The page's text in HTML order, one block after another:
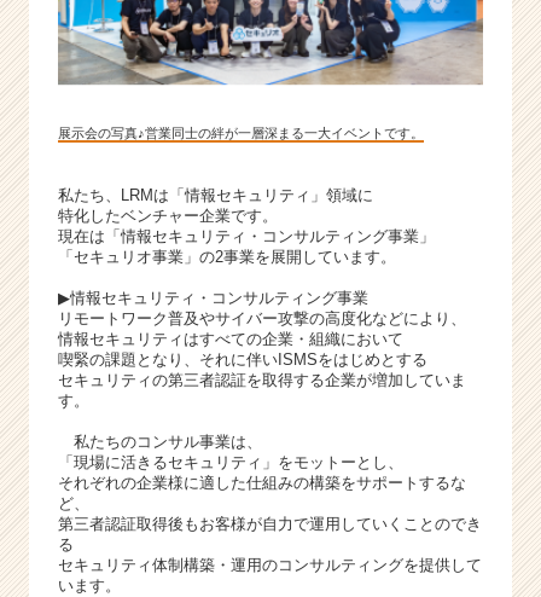
展示会の写真♪営業同士の絆が一層深まる一大イベントです。
私たち、LRMは「情報セキュリティ」領域に
特化したベンチャー企業です。
現在は「情報セキュリティ・コンサルティング事業」
「セキュリオ事業」の2事業を展開しています。
▶情報セキュリティ・コンサルティング事業
リモートワーク普及やサイバー攻撃の高度化などにより、
情報セキュリティはすべての企業・組織において
喫緊の課題となり、それに伴いISMSをはじめとする
セキュリティの第三者認証を取得する企業が増加していま
す。
私たちのコンサル事業は、
「現場に活きるセキュリティ」をモットーとし、
それぞれの企業様に適した仕組みの構築をサポートするな
ど、
第三者認証取得後もお客様が自力で運用していくことのでき
る
セキュリティ体制構築・運用のコンサルティングを提供して
います。